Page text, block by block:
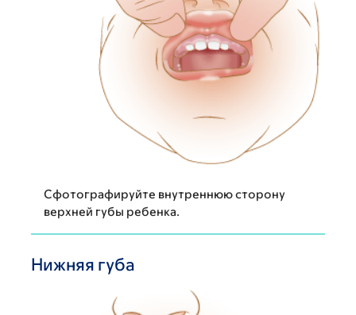
Сфотографируйте внутреннюю сторону
верхней губы ребенка.
Нижняя губа